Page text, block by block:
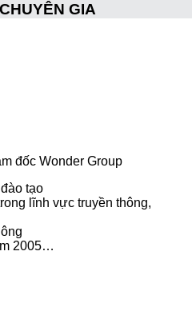
GIA
đốc Wonder Group
tạo
lĩnh vực truyền thông,
2005…